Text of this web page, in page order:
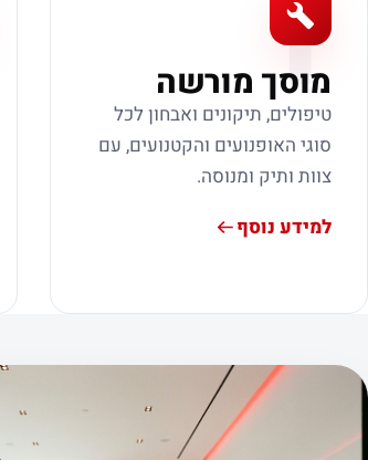
1
מוסך מורשה
טיפולים, תיקונים ואבחון לכל
סוגי האופנועים והקטנועים, עם
צוות ותיק ומנוסה.
למידע נוסף